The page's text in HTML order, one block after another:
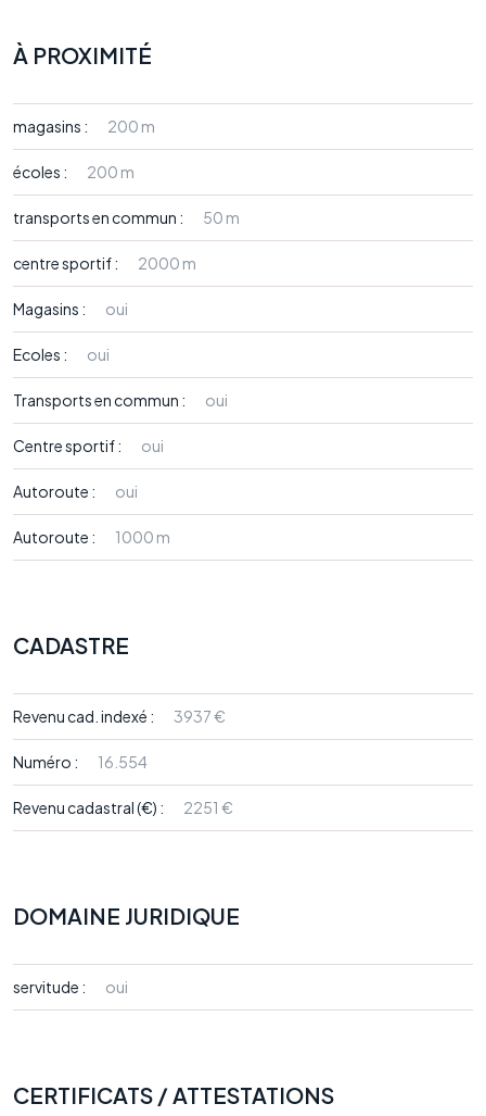
À PROXIMITÉ
magasins : 200 m
écoles : 200 m
transports en commun : 50 m
centre sportif : 2000 m
Magasins : oui
Ecoles : oui
Transports en commun : oui
Centre sportif : oui
Autoroute : oui
Autoroute : 1000 m
CADASTRE
Revenu cad. indexé : 3937 €
Numéro : 16.554
Revenu cadastral (€) : 2251 €
DOMAINE JURIDIQUE
servitude : oui
CERTIFICATS / ATTESTATIONS